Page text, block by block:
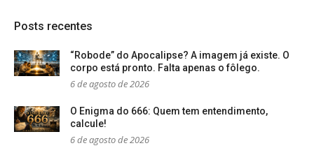
Posts recentes
“Robode” do Apocalipse? A imagem já existe. O
corpo está pronto. Falta apenas o fôlego.
6 de agosto de 2026
O Enigma do 666: Quem tem entendimento,
calcule!
6 de agosto de 2026